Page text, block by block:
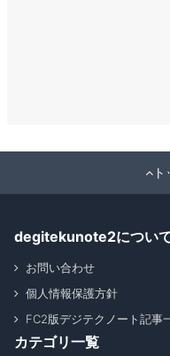
ト
degitekunote2につい
お問い合わせ
個人情報保護方針
FC2版デジテクノート記事
カテゴリ一覧